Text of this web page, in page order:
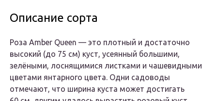
Описание сорта
Роза Amber Queen — это плотный и достаточно
высокий (до 75 см) куст, усеянный большими,
зелёными, лоснящимися листками и чашевидными
цветами янтарного цвета. Одни садоводы
отмечают, что ширина куста может достигать